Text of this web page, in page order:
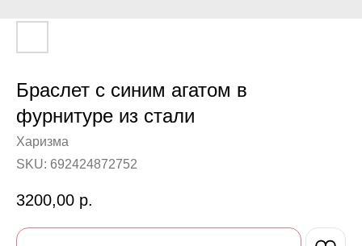
Браслет с синим агатом в
фурнитуре из стали
Харизма
SKU: 692424872752
3200,00 р.